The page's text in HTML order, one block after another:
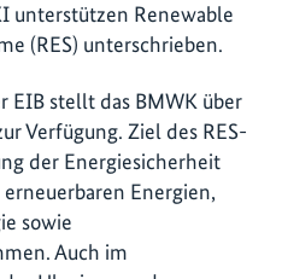
unterstützen Renewable
(RES) unterschrieben.
EIB stellt das BMWK über
Verfügung. Ziel des RES-
der Energiesicherheit
Energien,
sowie
Auch im